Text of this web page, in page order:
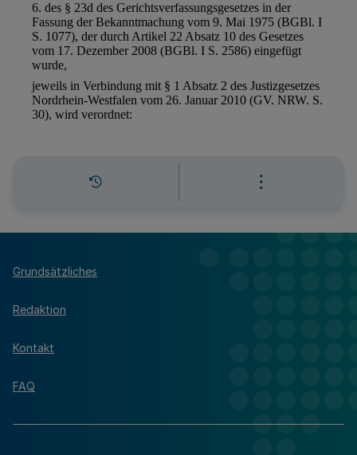
Grundsätzliches
Redaktion
Kontakt
FAQ